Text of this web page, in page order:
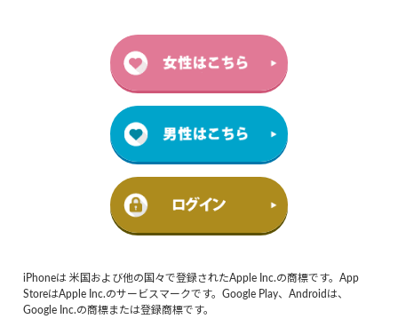
iPhoneは 米国および他の国々で登録されたApple Inc.の商標です。App
StoreはApple Inc.のサービスマークです。Google Play、Androidは、
Google Inc.の商標または登録商標です。